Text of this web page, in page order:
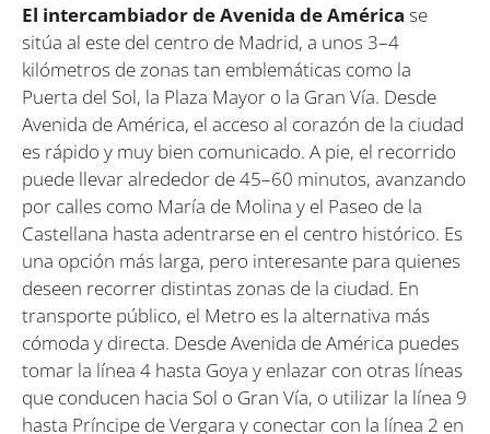
El intercambiador de Avenida de América se
sitúa al este del centro de Madrid, a unos 3–4
kilómetros de zonas tan emblemáticas como la
Puerta del Sol, la Plaza Mayor o la Gran Vía. Desde
Avenida de América, el acceso al corazón de la ciudad
es rápido y muy bien comunicado. A pie, el recorrido
puede llevar alrededor de 45–60 minutos, avanzando
por calles como María de Molina y el Paseo de la
Castellana hasta adentrarse en el centro histórico. Es
una opción más larga, pero interesante para quienes
deseen recorrer distintas zonas de la ciudad. En
transporte público, el Metro es la alternativa más
cómoda y directa. Desde Avenida de América puedes
tomar la línea 4 hasta Goya y enlazar con otras líneas
que conducen hacia Sol o Gran Vía, o utilizar la línea 9
hasta Príncipe de Vergara y conectar con la línea 2 en